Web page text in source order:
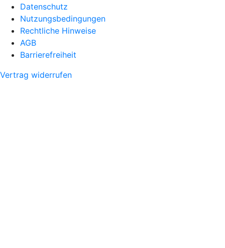
Datenschutz
Nutzungsbedingungen
Rechtliche Hinweise
AGB
Barrierefreiheit
Vertrag widerrufen